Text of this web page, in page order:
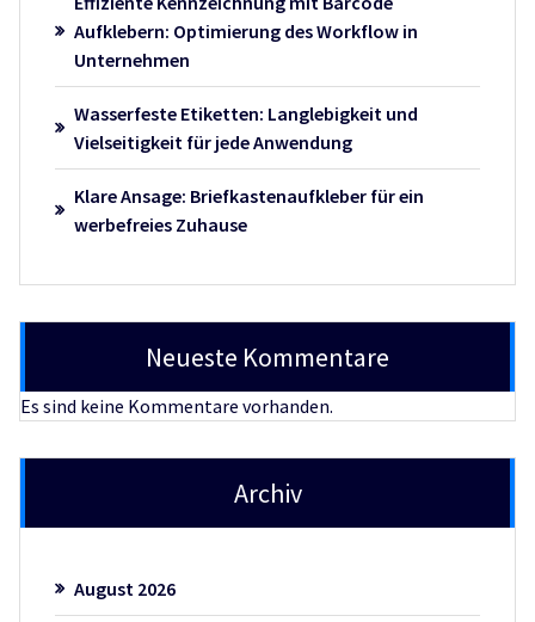
Aufklebern: Optimierung des Workflow in
Unternehmen
Wasserfeste Etiketten: Langlebigkeit und
Vielseitigkeit für jede Anwendung
Klare Ansage: Briefkastenaufkleber für ein
werbefreies Zuhause
Neueste Kommentare
Es sind keine Kommentare vorhanden.
Archiv
August 2026